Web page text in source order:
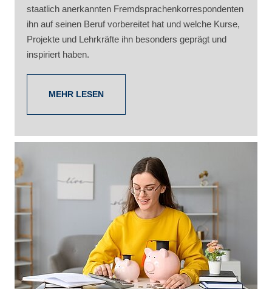
staatlich anerkannten Fremdsprachenkorrespondenten
ihn auf seinen Beruf vorbereitet hat und welche Kurse,
Projekte und Lehrkräfte ihn besonders geprägt und
inspiriert haben.
MEHR LESEN